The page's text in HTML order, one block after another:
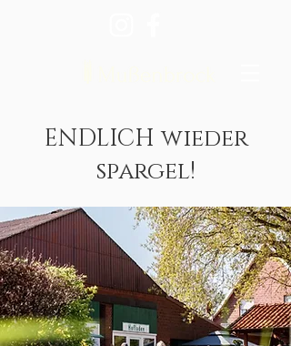
ENDLICH wieder
spargel!